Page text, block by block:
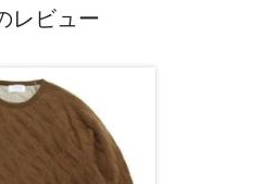
レビュー